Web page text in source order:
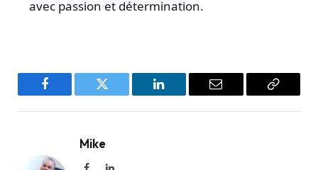
avec passion et détermination.
Facebook Twitter LinkedIn Email
Copy
Mike
FacebookLinkedIn